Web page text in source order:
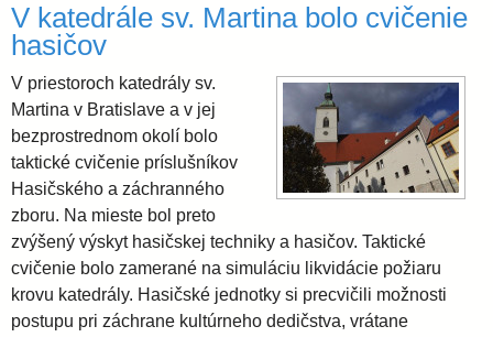
V katedrále sv. Martina bolo cvičenie
hasičov
V priestoroch katedrály sv.
Martina v Bratislave a v jej
bezprostrednom okolí bolo
taktické cvičenie príslušníkov
Hasičského a záchranného
zboru. Na mieste bol preto
zvýšený výskyt hasičskej techniky a hasičov. Taktické
cvičenie bolo zamerané na simuláciu likvidácie požiaru
krovu katedrály. Hasičské jednotky si precvičili možnosti
postupu pri záchrane kultúrneho dedičstva, vrátane